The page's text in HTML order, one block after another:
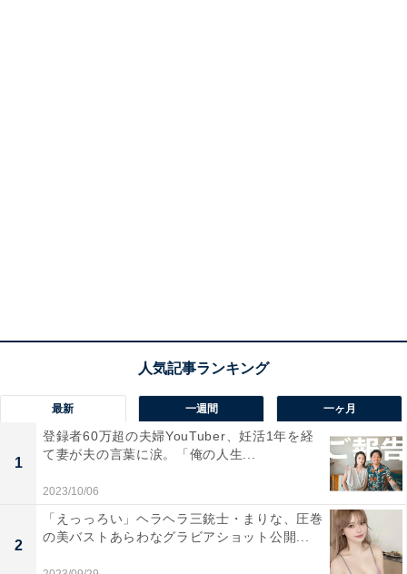
最新 一週間 一ヶ月
1
登録者60万超の夫婦YouTuber、妊活1年を経
て妻が夫の言葉に涙。「俺の人生...
2023/10/06
2
「えっっろい」ヘラヘラ三銃士・まりな、圧巻
の美バストあらわなグラビアショット公開...